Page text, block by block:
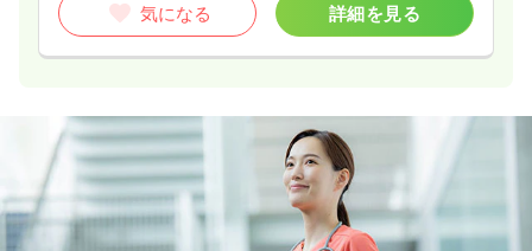
気になる 詳細を見る